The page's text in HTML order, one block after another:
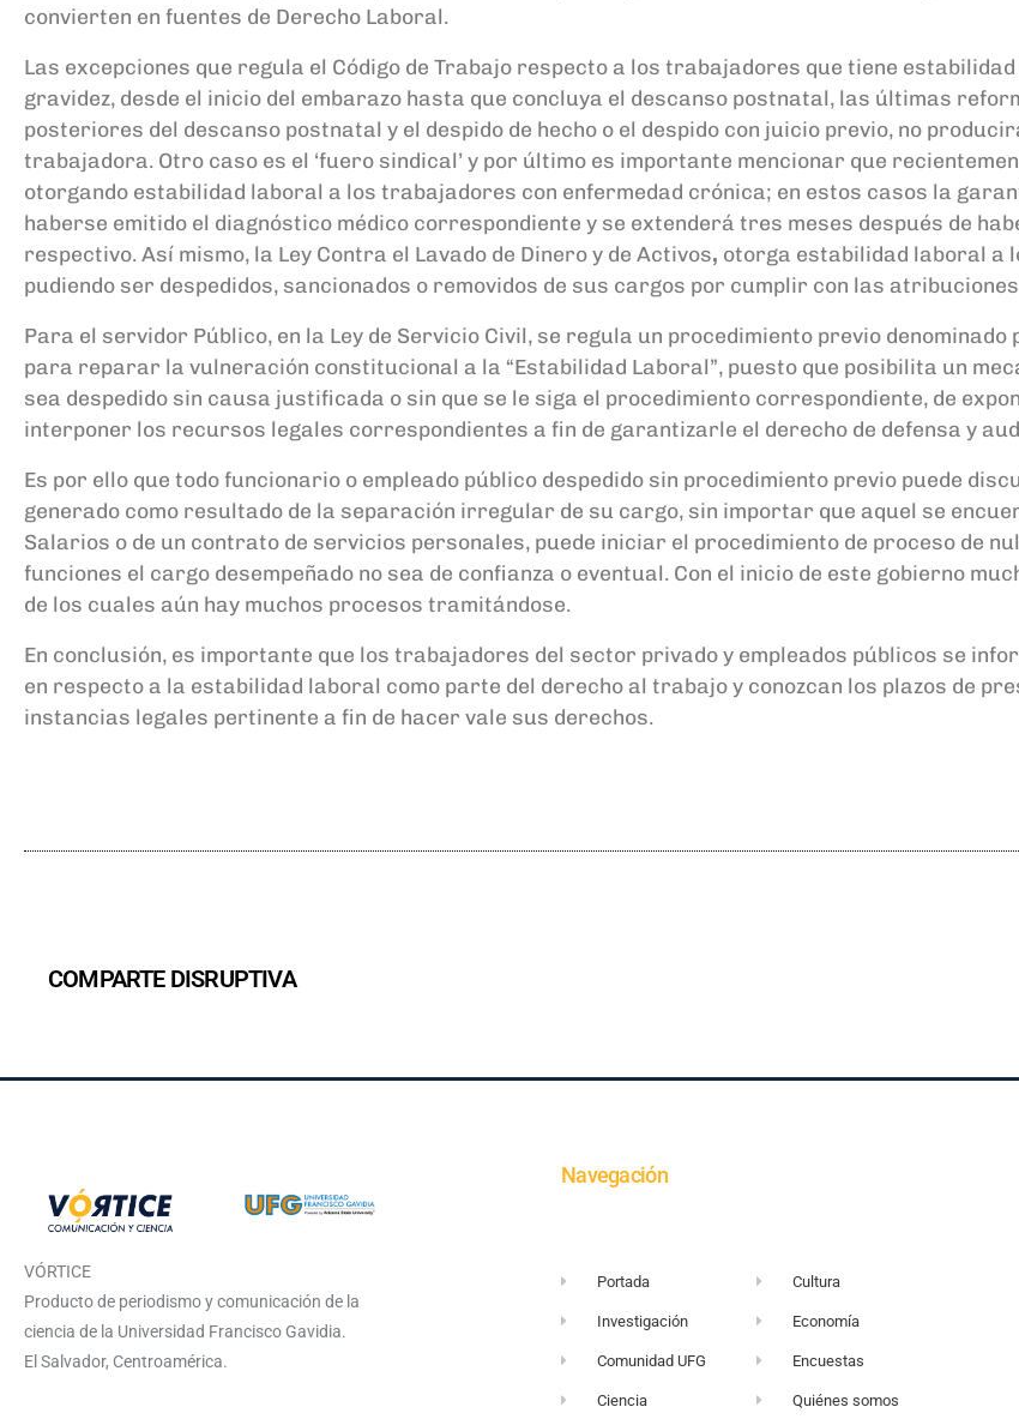
convierten en fuentes de Derecho Laboral.
Las excepciones que regula el Código de Trabajo respecto a los trabajadores que tiene
gravidez, desde el inicio del embarazo hasta que concluya el descanso postnatal, las últimas
posteriores del descanso postnatal y el despido de hecho o el despido con juicio previo, no
trabajadora. Otro caso es el ‘fuero sindical’ y por último es importante mencionar que
otorgando estabilidad laboral a los trabajadores con enfermedad crónica; en estos casos la
haberse emitido el diagnóstico médico correspondiente y se extenderá tres meses después de
respectivo.Así mismo, la Ley Contra el Lavado de Dinero y de Activos, otorga estabilidad laboral a
pudiendo ser despedidos, sancionados o removidos de sus cargos por cumplir con las
Para el servidor Público, en la Ley de Servicio Civil, se regula un procedimiento previo denominado
para reparar la vulneración constitucional a la “Estabilidad Laboral”, puesto que posibilita un
sea despedido sin causa justificada o sin que se le siga el procedimiento correspondiente, de
interponer los recursos legales correspondientes a fin de garantizarle el derecho de defensa y
Es por ello que todo funcionario o empleado público despedido sin procedimiento previo puede
generado como resultado de la separación irregular de su cargo, sin importar que aquel se
Salarios o de un contrato de servicios personales, puede iniciar el procedimiento de proceso de
funciones el cargo desempeñado no sea de confianza o eventual. Con el inicio de este gobierno
de los cuales aún hay muchos procesos tramitándose.
En conclusión, es importante que los trabajadores del sector privadoy empleados públicos se
en respecto a la estabilidad laboral como parte del derecho al trabajoy conozcan los plazos de
instancias legales pertinente a fin de hacer vale sus derechos.
COMPARTE DISRUPTIVA
VÓRTICE
Producto de periodismo y comunicación de la
ciencia de la Universidad Francisco Gavidia.
El Salvador, Centroamérica.
Navegación
Portada
Investigación
Comunidad UFG
Ciencia
Cultura
Economía
Encuestas
Quiénes somos